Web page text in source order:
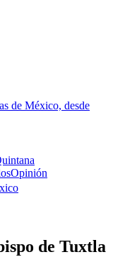
de México, desde
Opinión
de Tuxtla